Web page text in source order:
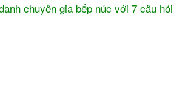
chuyên gia bếp núc với 7 câu hỏi